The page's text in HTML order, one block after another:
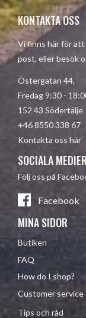
KONTAKTA OSS
Vi finns här för
post, eller besök
Östergatan
Fredag 9:30 -
152 43
+46 8550
Kontakta oss här
SOCIALA
Följ oss på
Facebook
MINA SIDOR
Butiken
FAQ
How do I shop?
Customer service
Tips och råd